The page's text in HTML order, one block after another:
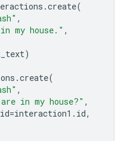
.create(
,
my house." ,
)
.create(
,
are in my house?" ,
=interaction1 . id,